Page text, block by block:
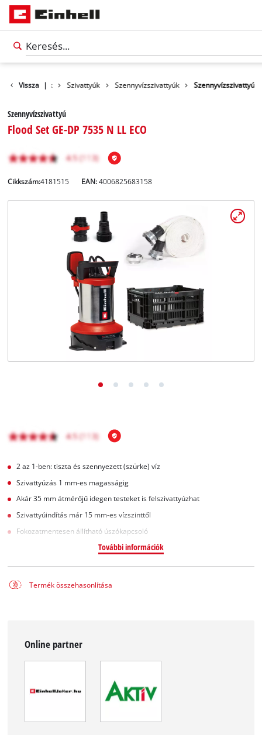
Vissza |
Termékek Szivattyúk Szennyvízszivattyúk Szennyvízszivattyú
Szennyvízszivattyú
Flood Set GE-DP 7535 N LL ECO
Cikkszám:4181515 EAN:4006825683158
2 az 1-ben: tiszta és szennyezett (szürke) víz
Szivattyúzás 1 mm-es magasságig
Akár 35 mm átmérőjű idegen testeket is felszivattyúzhat
Szivattyúindítás már 15 mm-es vízszinttől
Fokozatmentesen állítható úszókapcsoló
További információk
Termék összehasonlítása
Online partner